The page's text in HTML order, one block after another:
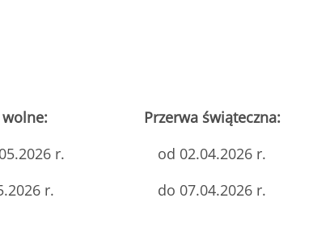
r.
r.
Przerwa świąteczna:
od 02.04.2026 r.
do 07.04.2026 r.